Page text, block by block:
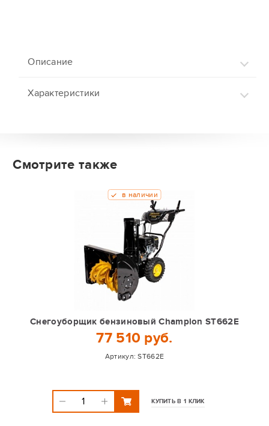
Описание
Характеристики
Смотрите также
Снегоуборщик бензиновый Champion ST662E
77 510 руб.
Артикул:ST662E
в наличии
КУПИТЬ В 1 КЛИК